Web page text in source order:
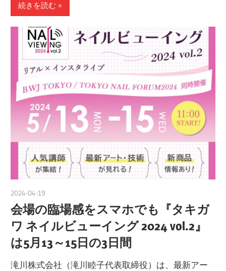
続きを読む
2024-04-19
会場の臨場感をスマホでも『タキガ
ワ ネイルビューイング 2024 vol.2』
は5月13～15日の3日間
滝川株式会社（滝川睦子代表取締役）は、最新アー